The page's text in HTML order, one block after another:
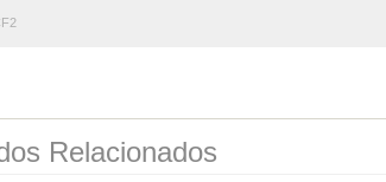
Relacionados